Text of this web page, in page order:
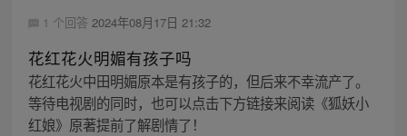
1 个回答 2024年08月17日 21:32
花红花火明媚有孩子吗
花红花火中田明媚原本是有孩子的，但后来不幸流产了。
等待电视剧的同时，也可以点击下方链接来阅读《狐妖小
红娘》原著提前了解剧情了！